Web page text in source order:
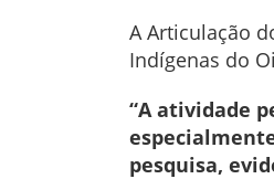
A Articulação
Indígenas do
“A atividade
pesquisa,